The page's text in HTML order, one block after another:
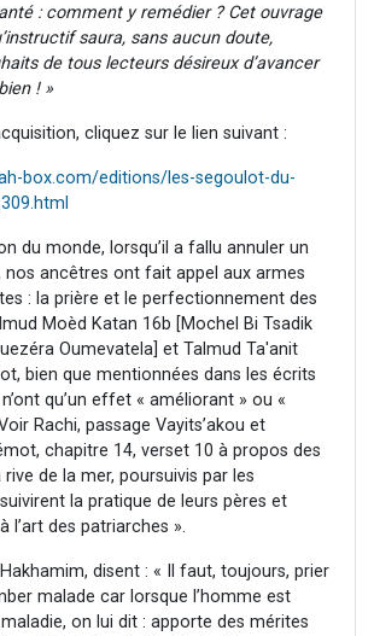
: comment y remédier ? Cet ouvrage
saura, sans aucun doute,
de tous lecteurs désireux d’avancer
! »
cliquez sur le lien suivant :
box.com/editions/les-segoulot-du-
du monde, lorsqu’il a fallu annuler un
nos ancêtres ont fait appel aux armes
: la prière et le perfectionnement des
Moèd Katan 16b [Mochel Bi Tsadik
Oumevatela] et Talmud Ta'anit
bien que mentionnées dans les écrits
qu’un effet « améliorant » ou «
Rachi, passage Vayits’akou et
chapitre 14, verset 10 à propos des
de la mer, poursuivis par les
la pratique de leurs pères et
l’art des patriarches ».
disent : « Il faut, toujours, prier
malade car lorsque l’homme est
on lui dit : apporte des mérites